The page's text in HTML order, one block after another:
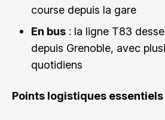
course depuis la gare
En bus : la ligne T83
depuis Grenoble, avec
quotidiens
Points logistiques essentiels